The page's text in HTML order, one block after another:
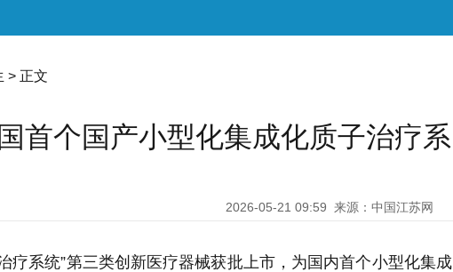
> 正文
首个国产小型化集成化质子治疗系
2026-05-21 09:59 来源：中国江苏网
疗系统”第三类创新医疗器械获批上市，为国内首个小型化集成